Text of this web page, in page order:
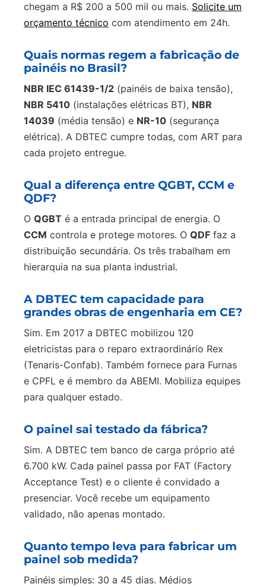
chegam a R$ 200 a 500 mil ou mais. Solicite um
orçamento técnico com atendimento em 24h.
Quais normas regem a fabricação de
painéis no Brasil?
NBR IEC 61439-1/2 (painéis de baixa tensão),
NBR 5410 (instalações elétricas BT), NBR
14039 (média tensão) e NR-10 (segurança
elétrica). A DBTEC cumpre todas, com ART para
cada projeto entregue.
Qual a diferença entre QGBT, CCM e
QDF?
O QGBT é a entrada principal de energia. O
CCM controla e protege motores. O QDF faz a
distribuição secundária. Os três trabalham em
hierarquia na sua planta industrial.
A DBTEC tem capacidade para
grandes obras de engenharia em CE?
Sim. Em 2017 a DBTEC mobilizou 120
eletricistas para o reparo extraordinário Rex
(Tenaris-Confab). Também fornece para Furnas
e CPFL e é membro da ABEMI. Mobiliza equipes
para qualquer estado.
O painel sai testado da fábrica?
Sim. A DBTEC tem banco de carga próprio até
6.700 kW. Cada painel passa por FAT (Factory
Acceptance Test) e o cliente é convidado a
presenciar. Você recebe um equipamento
validado, não apenas montado.
Quanto tempo leva para fabricar um
painel sob medida?
Painéis simples: 30 a 45 dias. Médios